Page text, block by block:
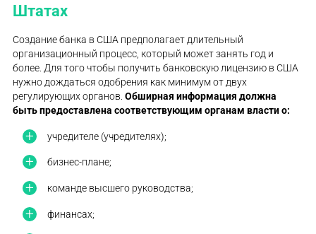
Штатах
Создание банка в США предполагает длительный
организационный процесс, который может занять год и
более. Для того чтобы получить банковскую лицензию в США
нужно дождаться одобрения как минимум от двух
регулирующих органов.Обширная информация должна
быть предоставлена соответствующим органам власти о:
учредителе (учредителях);
бизнес-плане;
команде высшего руководства;
финансах;